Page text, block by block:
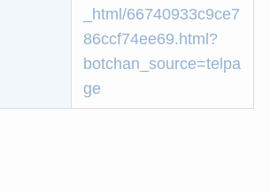
_html/66740933c9ce7
86ccf74ee69.html?
botchan_source=telpa
ge